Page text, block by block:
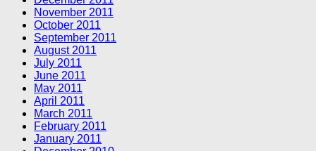
November 2011
October 2011
September 2011
August 2011
July 2011
June 2011
May 2011
April 2011
March 2011
February 2011
January 2011